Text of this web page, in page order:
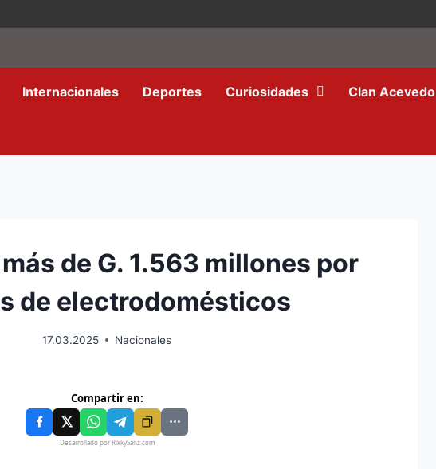
Internacionales Deportes Curiosidades Clan Acevedo
de G. 1.563 millones por
de electrodomésticos
17.03.2025 Nacionales
Compartir en:
Desarrollado por RikkySanz.com